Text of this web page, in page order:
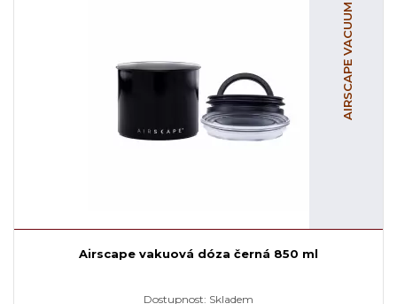
AIRSCAPE VACUUM
Airscape vakuová dóza černá 850 ml
Dostupnost: Skladem